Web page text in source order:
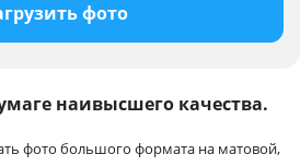
фото
наивысшего качества.
фото большого формата на матовой,